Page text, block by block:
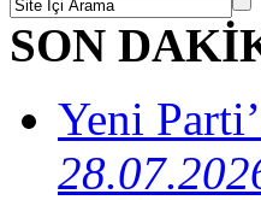
SON
Yeni